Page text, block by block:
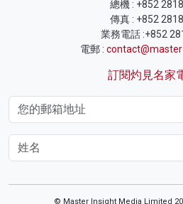
總機 : +852
傳真 : +852
業務電話 :+852
電郵 :
訂閱灼見名家
© Master Insight Media Limited